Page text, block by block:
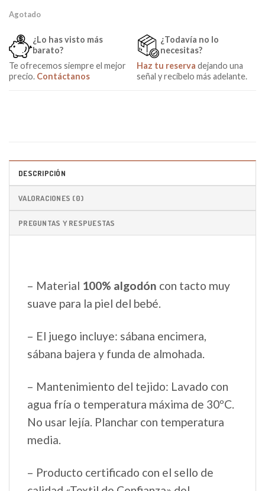
Agotado
¿Lo has visto más
barato?
Te ofrecemos siempre el mejor
precio. Contáctanos
¿Todavía no lo
necesitas?
Haz tu reserva dejando una
señal y recíbelo más adelante.
DESCRIPCIÓN
VALORACIONES (0)
PREGUNTAS Y RESPUESTAS
– Material 100% algodón con tacto muy
suave para la piel del bebé.
– El juego incluye: sábana encimera,
sábana bajera y funda de almohada.
– Mantenimiento del tejido: Lavado con
agua fría o temperatura máxima de 30ºC.
No usar lejía. Planchar con temperatura
media.
– Producto certificado con el sello de